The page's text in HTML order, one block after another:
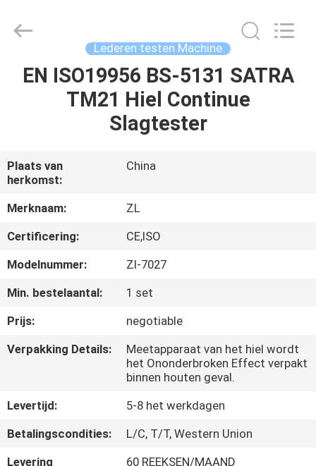
HUIS
PRODUCTEN
VIDEOS
ONGEVEER
ONS
KWALITEITSCONTROLE
CONTACTEER
NIEUWS
Technology
Reserved.
Lederen testen Machine
EN ISO19956 BS-5131 SATRA
TM21 Hiel Continue
Slagtester
Plaats van
herkomst:
China
Merknaam:
ZL
Certificering:
CE,ISO
Modelnummer:
Zl-7027
Min. bestelaantal:
1 set
Prijs:
negotiable
Verpakking Details:
Meetapparaat van het hiel wordt
het Ononderbroken Effect verpakt
binnen houten geval.
Levertijd:
5-8 het werkdagen
Betalingscondities:
L/C, T/T, Western Union
Levering
60 REEKSEN/MAAND